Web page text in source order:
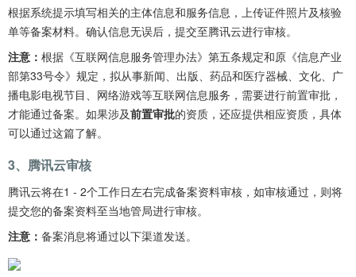
根据系统提示填写相关的主体信息和服务信息，上传证件照片及核验
单等备案材料。确认信息无误后，提交至腾讯云进行审核。
注意： 根据《互联网信息服务管理办法》第五条规定和原《信息产业
部第33号令》规定，拟从事新闻、出版、药品和医疗器械、文化、广
播电影电视节目、网络游戏等互联网信息服务，需要进行前置审批，
才能通过备案。如果涉及前置审批的资质，还应提供相应资质，具体
可以通过这篇了解。
3、腾讯云审核
腾讯云将在1 - 2个工作日左右完成备案资料审核，如审核通过，则将
提交您的备案资料至当地管局进行审核。
注意： 备案消息将通过以下渠道发送。